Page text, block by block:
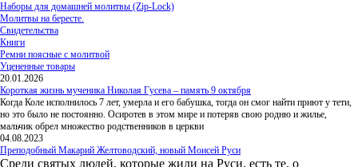
Наборы для домашней молитвы (Zip-Lock)
Молитвы на бересте.
Свидетельства
Книги
Ремни поясные с молитвой
Уцененные товары
20.01.2026
Короткая жизнь мученика Николая Гусева – память 9 октября
Когда Коле исполнилось 7 лет, умерла и его бабушка, тогда он смог найти приют у тети,
но это было не постоянно. Осиротев в этом мире и потеряв свою родню и жилье,
мальчик обрел множество родственников в церкви
04.08.2023
Преподобный Макарий Желтоводский, новый Моисей Руси
Среди святых людей, которые жили на Руси, есть те, о